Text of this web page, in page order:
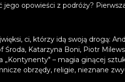
jego opowieści z podróży?
ci, którzy idą swoją drogą:
Środa, Katarzyna Boni, Piotr
– magia ginącej
obrzędy, religie, nieznane